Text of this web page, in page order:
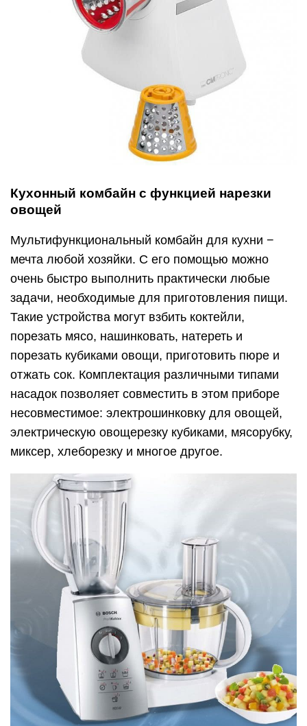
Кухонный комбайн с функцией нарезки
овощей
Мультифункциональный комбайн для кухни −
мечта любой хозяйки. С его помощью можно
очень быстро выполнить практически любые
задачи, необходимые для приготовления пищи.
Такие устройства могут взбить коктейли,
порезать мясо, нашинковать, натереть и
порезать кубиками овощи, приготовить пюре и
отжать сок. Комплектация различными типами
насадок позволяет совместить в этом приборе
несовместимое: электрошинковку для овощей,
электрическую овощерезку кубиками, мясорубку,
миксер, хлеборезку и многое другое.